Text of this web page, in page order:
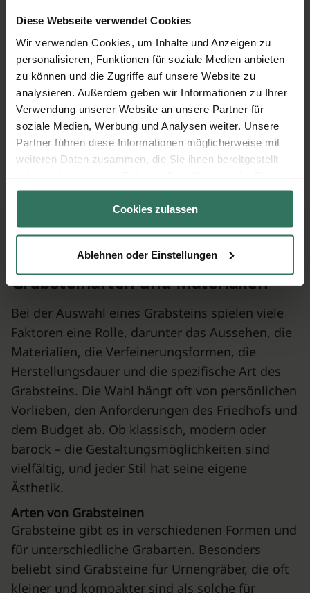
Diese Webseite verwendet Cookies
Wir verwenden Cookies, um Inhalte und Anzeigen zu
personalisieren, Funktionen für soziale Medien anbieten
zu können und die Zugriffe auf unsere Website zu
analysieren. Außerdem geben wir Informationen zu Ihrer
Verwendung unserer Website an unsere Partner für
soziale Medien, Werbung und Analysen weiter. Unsere
Partner führen diese Informationen möglicherweise mit
weiteren Daten zusammen, die Sie ihnen bereitgestellt
gesammelt haben.
Cookies zulassen
Ablehnen oder Einstellungen
Grabsteinarten und Materialien
Bei der Auswahl eines Grabsteins spielen viele
Faktoren eine Rolle, darunter das Aussehen, die
Materialien, die Verfeinerungsformen, die
Herstellungsdauer und die spezifische Art des
Grabsteins. Die Wahl hängt oft von persönlichen
Vorlieben, den Anforderungen des Friedhofs und
dem Budget ab. Ob klassisch, modern oder
barock – die Gestaltungsmöglichkeiten sind
vielfältig, und jeder Stil hat seine eigene
Ästhetik.
Arten von Grabsteinen
Grabsteine gibt es in verschiedenen Formen und
für unterschiedliche Grabarten. Besonders
beliebt sind Grabsteine für Urnengräber, die oft
kleiner und kompakter sind als solche für